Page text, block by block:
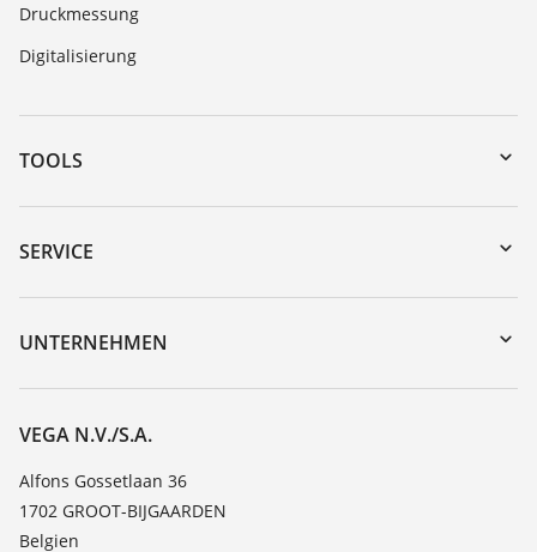
Druckmessung
Digitalisierung
TOOLS
Download-Center
Gerätesuche (Seriennummer)
DTM Collection/PACTware
SERVICE
Geräterücksendung
Trainings
Beständigkeitsliste
TeamViewer
UNTERNEHMEN
Über VEGA
Kontakt
News
Presse
VEGA N.V./S.A.
Alfons Gossetlaan 36
1702 GROOT-BIJGAARDEN
Belgien